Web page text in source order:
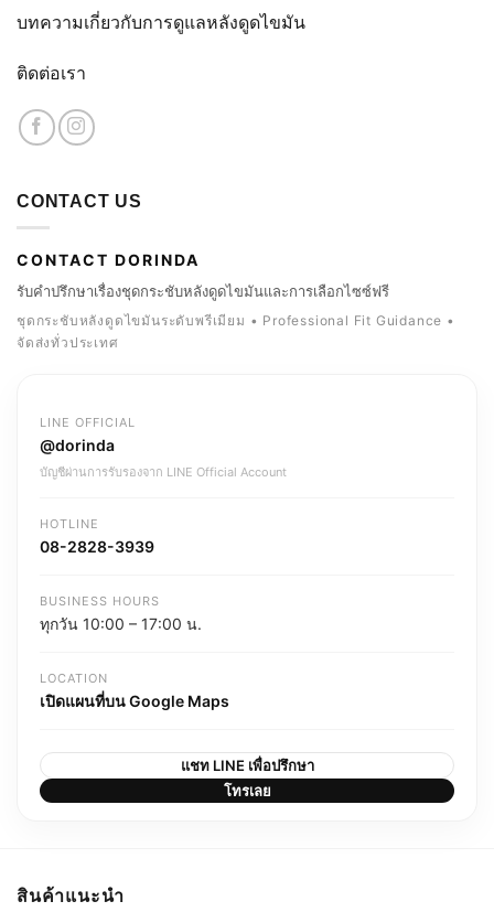
บทความเกี่ยวกับการดูแลหลังดูดไขมัน
ติดต่อเรา
CONTACT US
CONTACT DORINDA
รับคำปรึกษาเรื่องชุดกระชับหลังดูดไขมันและการเลือกไซซ์ฟรี
ชุดกระชับหลังดูดไขมันระดับพรีเมียม • Professional Fit Guidance •
จัดส่งทั่วประเทศ
LINE OFFICIAL
@dorinda
บัญชีผ่านการรับรองจาก LINE Official Account
HOTLINE
08-2828-3939
BUSINESS HOURS
ทุกวัน 10:00 – 17:00 น.
LOCATION
เปิดแผนที่บน Google Maps
แชท LINE เพื่อปรึกษา
โทรเลย
สินค้าแนะนำ